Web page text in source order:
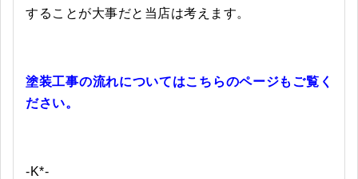
することが大事だと当店は考えます。
塗装工事の流れについてはこちらのページもご覧く
ださい。
-K*-